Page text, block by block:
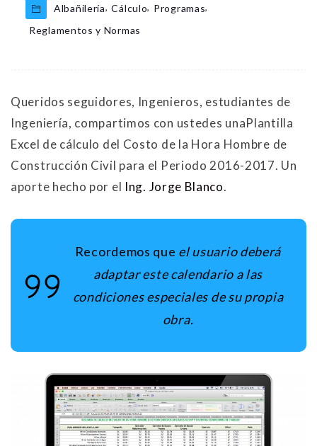
Albañilería, Cálculo, Programas,
Reglamentos y Normas
Queridos seguidores, Ingenieros, estudiantes de
Ingeniería, compartimos con ustedes unaPlantilla
Excel de cálculo del Costo de la Hora Hombre de
Construcción Civil para el Periodo 2016-2017. Un
aporte hecho por el Ing. Jorge Blanco.
Recordemos que el usuario deberá
adaptar este calendario a las
condiciones especiales de su propia
obra.